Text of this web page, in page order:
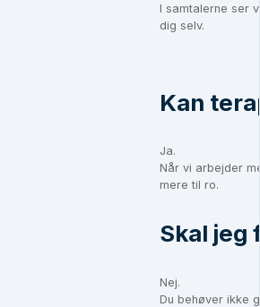
I samtalerne ser
dig selv.
Kan
Ja.
Når vi arbejder
mere til ro.
Skal
Nej.
Du behøver ikke